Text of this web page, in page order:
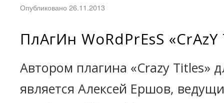
Опубликовано 26.11.2013
ПлАгИн WoRdPrEsS «CrAzY
Автором плагина «Crazy Titles»
является Алексей Ершов,